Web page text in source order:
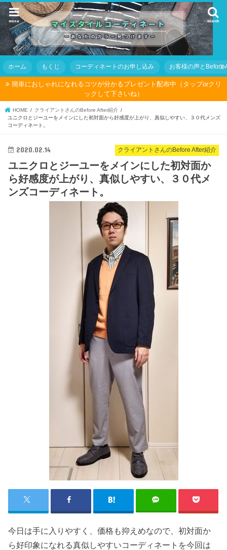
search
menu
ホーム もくじ コーディネートのお申し込み お客様の声とBefore
簡単におしゃれになれるコツが分かるプレゼント配布中（タップorクリ
ックして下さいね）
HOME
クライアントさんのBefore After紹介
ユニクロとジーユーをメインにした初対面から好感度が上がり、真似しやすい、３０代メンズ
コーディネート。
クライアントさんのBefore After紹介
2020.02.14
ユニクロとジーユーをメインにした初対面か
ら好感度が上がり、真似しやすい、３０代メ
ンズコーディネート。
今日は手に入りやすく、価格も抑えめなので、初対面か
ら好印象になれる真似しやすいコーディネートを今回は